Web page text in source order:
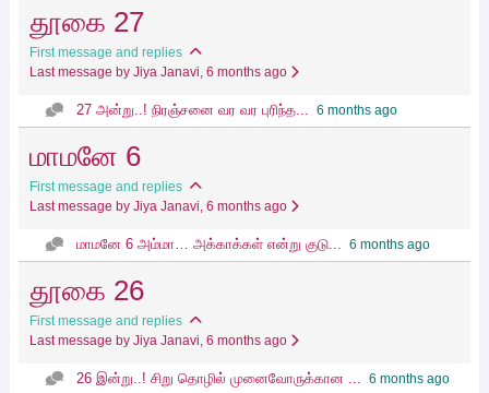
தூகை 27
First message and replies
Last message by Jiya Janavi, 6 months ago
27 அன்று..! நிரஞ்சனை வர வர புரிந்த... 6 months ago
மாமனே 6
First message and replies
Last message by Jiya Janavi, 6 months ago
மாமனே 6 அம்மா… அக்காக்கள் என்று குடு... 6 months ago
தூகை 26
First message and replies
Last message by Jiya Janavi, 6 months ago
26 இன்று..! சிறு தொழில் முனைவோருக்கான ... 6 months ago